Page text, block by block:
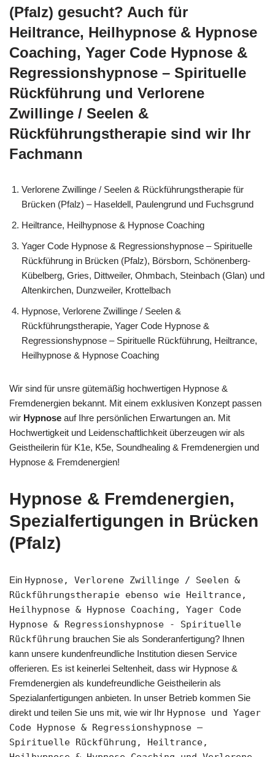
(Pfalz) gesucht? Auch für
Heiltrance, Heilhypnose & Hypnose
Coaching, Yager Code Hypnose &
Regressionshypnose – Spirituelle
Rückführung und Verlorene
Zwillinge / Seelen &
Rückführungstherapie sind wir Ihr
Fachmann
Verlorene Zwillinge / Seelen & Rückführungstherapie für
Brücken (Pfalz) – Haseldell, Paulengrund und Fuchsgrund
Heiltrance, Heilhypnose & Hypnose Coaching
Yager Code Hypnose & Regressionshypnose – Spirituelle
Rückführung in Brücken (Pfalz), Börsborn, Schönenberg-
Kübelberg, Gries, Dittweiler, Ohmbach, Steinbach (Glan) und
Altenkirchen, Dunzweiler, Krottelbach
Hypnose, Verlorene Zwillinge / Seelen &
Rückführungstherapie, Yager Code Hypnose &
Regressionshypnose – Spirituelle Rückführung, Heiltrance,
Heilhypnose & Hypnose Coaching
Wir sind für unsre gütemäßig hochwertigen Hypnose &
Fremdenergien bekannt. Mit einem exklusiven Konzept passen
wir Hypnose auf Ihre persönlichen Erwartungen an. Mit
Hochwertigkeit und Leidenschaftlichkeit überzeugen wir als
Geistheilerin für K1e, K5e, Soundhealing & Fremdenergien und
Hypnose & Fremdenergien!
Hypnose & Fremdenergien,
Spezialfertigungen in Brücken
(Pfalz)
Ein Hypnose, Verlorene Zwillinge / Seelen &
Rückführungstherapie ebenso wie Heiltrance,
Heilhypnose & Hypnose Coaching, Yager Code
Hypnose & Regressionshypnose - Spirituelle
Rückführung brauchen Sie als Sonderanfertigung? Ihnen
kann unsere kundenfreundliche Institution diesen Service
offerieren. Es ist keinerlei Seltenheit, dass wir Hypnose &
Fremdenergien als kundefreundliche Geistheilerin als
Spezialanfertigungen anbieten. In unser Betrieb kommen Sie
direkt und teilen Sie uns mit, wie wir Ihr Hypnose und Yager
Code Hypnose & Regressionshypnose –
Spirituelle Rückführung, Heiltrance,